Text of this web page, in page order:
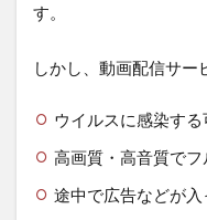
す。
しかし、動画配信サー
ウイルスに感染す
高画質・高音質で
途中で広告などが入